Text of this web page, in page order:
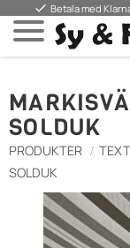
Valikko
done Betala med
SOLDUK
PRODUKTER
SOLDUK